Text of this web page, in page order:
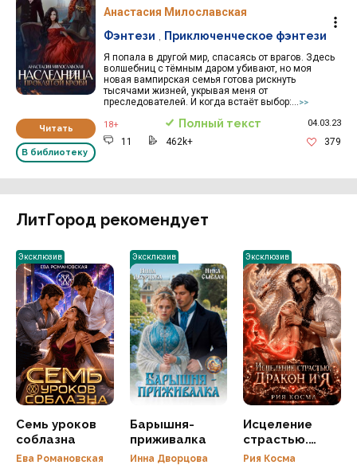
Читать
В библиотеку
Анастасия Милославская
Я попала в другой мир, спасаясь от врагов. Здесь
волшебниц с тёмным даром убивают, но моя
новая вампирская семья готова рискнуть
тысячами жизней, укрывая меня от
преследователей. И когда встаёт выбор:...
>>
Фэнтези Приключенческое фэнтези
18+ Полный текст 04.03.23
11 462k+ 379
ЛитГород рекомендует
Эксклюзив
Семь уроков
соблазна
Ева Романовская
Эксклюзив
Барышня-
приживалка
Инна Дворцова
Эксклюзив
Исцеление
страстью.
Дракон и я
Рия Косма